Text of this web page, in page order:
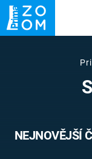
NEJNOVĚJŠÍ